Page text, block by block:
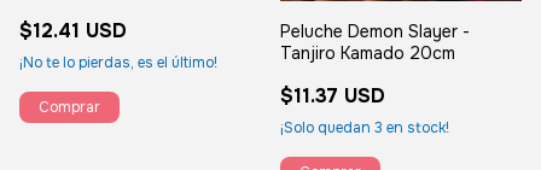
$12.41 USD
¡No te lo pierdas, es el último!
Peluche Demon Slayer -
Tanjiro Kamado 20cm
$11.37 USD
¡Solo quedan 3 en stock!